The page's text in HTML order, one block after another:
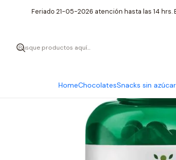
HomeChocolatesSnacks sin azúcar
Feriado 21-05-2026 atención hasta las 14 hrs.
Inicio